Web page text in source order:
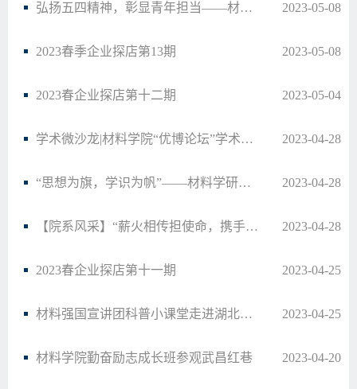
弘扬五四精神，彰显青年担当——材料加工第二党支部特色实践活动 2023-05-08
2023春季企业探店第13期 2023-05-08
2023春企业探店第十二期 2023-05-04
学术微沙龙|材料学院“优博论坛”学术经验交流分享会顺利开展 2023-04-28
“思想为旗，学识为帆”——材料学研究生第二党支部四月主题党日活动 2023-04-28
【院系风采】“薪火相传担使命，携手奋发谱新篇”能源、材料、外国语学院研究生党支部联… 2023-04-28
2023春企业探店第十一期 2023-04-25
材料强国宣讲团科普小课堂走进湖北来凤 2023-04-25
材料学院勤奋励志成长班参观武昌红巷 2023-04-20